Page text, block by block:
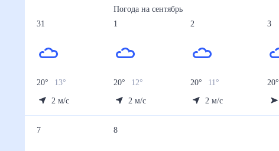
31
20° 13°
2 м/с
Погода насентябрь
1
20° 12°
2 м/с
2
20° 11°
2 м/с
3
20°
7 8